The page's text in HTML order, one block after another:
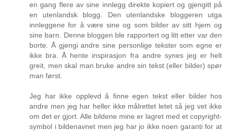
en gang flere av sine innlegg direkte kopiert og gjengitt på
en utenlandsk blogg. Den utenlandske bloggeren utga
innleggene for å være sine og som bilder av sitt hjem og
sine barn. Denne bloggen ble rapportert og litt etter var den
borte. Å gjengi andre sine personlige tekster som egne er
ikke bra. Å hente inspirasjon fra andre synes jeg er helt
greit, men skal man bruke andre sin tekst (eller bilder) spør
man først.
Jeg har ikke opplevd å finne egen tekst eller bilder hos
andre men jeg har heller ikke målrettet letet så jeg vet ikke
om det er gjort. Alle bildene mine er lagret med et copyright-
symbol i bildenavnet men jeg har jo ikke noen garanti for at